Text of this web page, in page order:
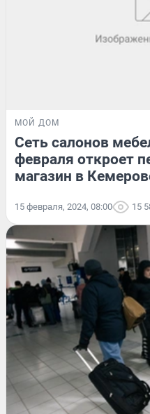
МОЙ ДОМ
Сеть салонов
февраля откроет
магазин в
15 февраля, 2024, 08:00 15